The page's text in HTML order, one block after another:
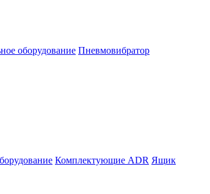
оборудование Пневмовибратор
Комплектующие ADR Ящик